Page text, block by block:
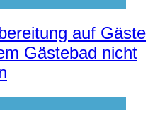
auf Gäste
Gästebad nicht